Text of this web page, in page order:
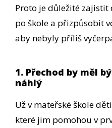
Proto je důležité
po škole a přizpůsobit
aby nebyly příliš
1. Přechod by měl
náhlý
Už v mateřské škole
které jim pomohou v